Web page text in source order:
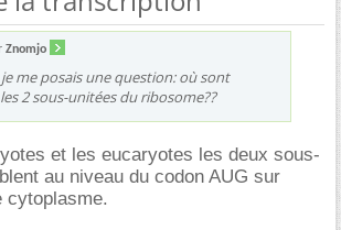
Znomjo
me posais une question: où sont
2 sous-unitées du ribosome??
et les eucaryotes les deux sous-
au niveau du codon AUG sur
cytoplasme.